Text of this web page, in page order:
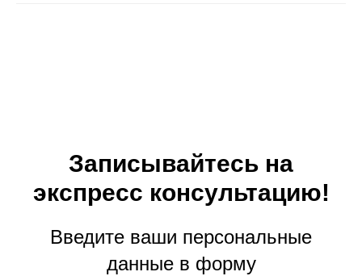
Записывайтесь на
экспресс консультацию!
Введите ваши персональные
данные в форму